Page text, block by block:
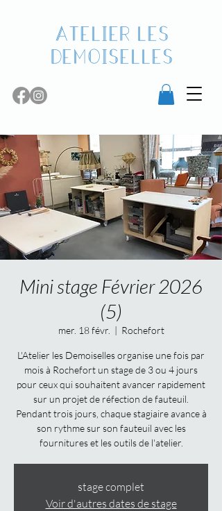
Atelier les
demoiselles
Mini stage Février 2026
(5)
mer. 18 févr.
  |
Rochefort
L'Atelier les Demoiselles organise une fois par
mois à Rochefort un stage de 3 ou 4 jours
pour ceux qui souhaitent avancer rapidement
sur un projet de réfection de fauteuil.
Pendant trois jours, chaque stagiaire avance à
son rythme sur son fauteuil avec les
fournitures et les outils de l'atelier.
stage complet
Voir d'autres dates de stage